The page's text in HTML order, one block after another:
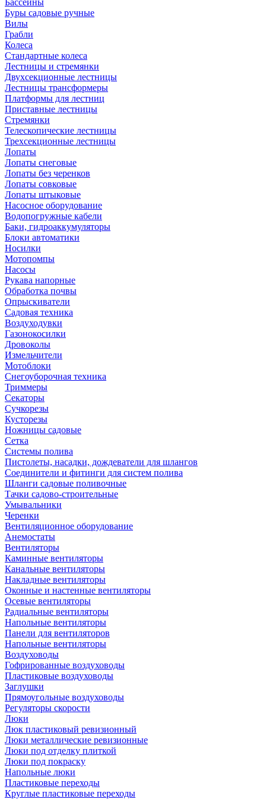
Бассейны
Буры садовые ручные
Вилы
Грабли
Колеса
Стандартные колеса
Лестницы и стремянки
Двухсекционные лестницы
Лестницы трансформеры
Платформы для лестниц
Приставные лестницы
Стремянки
Телескопические лестницы
Трехсекционные лестницы
Лопаты
Лопаты снеговые
Лопаты без черенков
Лопаты совковые
Лопаты штыковые
Насосное оборудование
Водопогружные кабели
Баки, гидроаккумуляторы
Блоки автоматики
Носилки
Мотопомпы
Насосы
Рукава напорные
Обработка почвы
Опрыскиватели
Садовая техника
Воздуходувки
Газонокосилки
Дровоколы
Измельчители
Мотоблоки
Снегоуборочная техника
Триммеры
Секаторы
Сучкорезы
Кусторезы
Ножницы садовые
Сетка
Системы полива
Пистолеты, насадки, дождеватели для шлангов
Соединители и фитинги для систем полива
Шланги садовые поливочные
Тачки садово-строительные
Умывальники
Черенки
Вентиляционное оборудование
Анемостаты
Вентиляторы
Каминные вентиляторы
Канальные вентиляторы
Накладные вентиляторы
Оконные и настенные вентиляторы
Осевые вентиляторы
Радиальные вентиляторы
Напольные вентиляторы
Панели для вентиляторов
Напольные вентиляторы
Воздуховоды
Гофрированные воздуховоды
Пластиковые воздуховоды
Заглушки
Прямоугольные воздуховоды
Регуляторы скорости
Люки
Люк пластиковый ревизионный
Люки металлические ревизионные
Люки под отделку плиткой
Люки под покраску
Напольные люки
Пластиковые переходы
Круглые пластиковые переходы